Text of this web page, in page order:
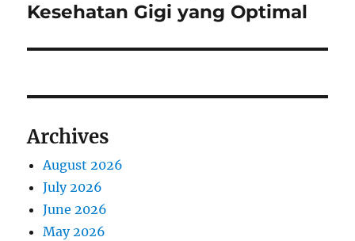
post:
Kesehatan Gigi yang Optimal
Archives
August 2026
July 2026
June 2026
May 2026